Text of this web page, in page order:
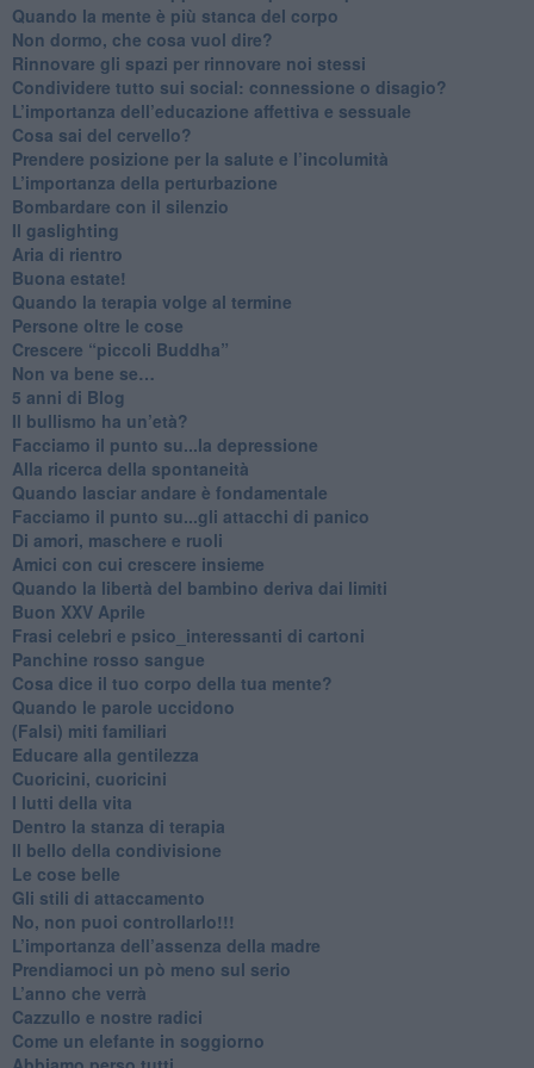
​Quando la mente è più stanca del corpo
Non dormo, che cosa vuol dire?
​Rinnovare gli spazi per rinnovare noi stessi
​Condividere tutto sui social: connessione o disagio?
​L’importanza dell’educazione affettiva e sessuale
​Cosa sai del cervello?
Prendere posizione per la salute e l’incolumità
L’importanza della perturbazione
​Bombardare con il silenzio
Il gaslighting
Aria di rientro
Buona estate!
​Quando la terapia volge al termine
​Persone oltre le cose
​Crescere “piccoli Buddha”
Non va bene se…
​5 anni di Blog
​Il bullismo ha un’età?
Facciamo il punto su...la depressione
​Alla ricerca della spontaneità
​Quando lasciar andare è fondamentale
Facciamo il punto su...gli attacchi di panico
Di amori, maschere e ruoli
​Amici con cui crescere insieme
​Quando la libertà del bambino deriva dai limiti
Buon XXV Aprile
​Frasi celebri e psico_interessanti di cartoni
​Panchine rosso sangue
​Cosa dice il tuo corpo della tua mente?
​Quando le parole uccidono
​(Falsi) miti familiari
​Educare alla gentilezza
​Cuoricini, cuoricini
I lutti della vita
​Dentro la stanza di terapia
​Il bello della condivisione
Le cose belle
​Gli stili di attaccamento
No, non puoi controllarlo!!!
​L’importanza dell’assenza della madre
​Prendiamoci un pò meno sul serio
​L’anno che verrà
​Cazzullo e nostre radici
​Come un elefante in soggiorno